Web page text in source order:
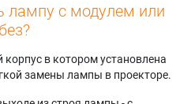
лампу с модулем или
без?
в котором установлена
замены лампы в проекторе.